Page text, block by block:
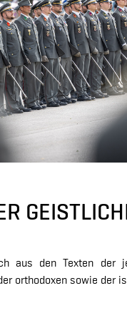
aus den Texten der
orthodoxen sowie der